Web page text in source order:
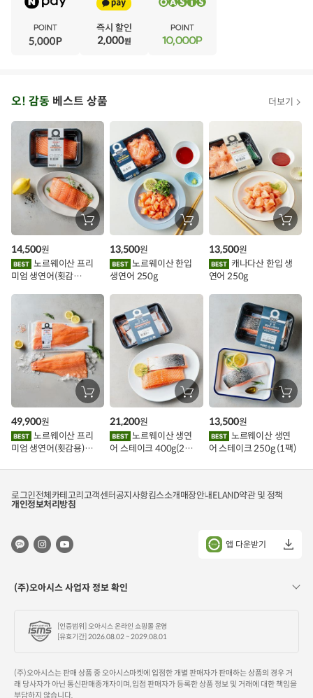
아
시
인
이
트
오! 감동 베스트 상품 더보기
장
바
에
담
노르웨이산 프리
미엄 생연어(횟감
14,500원
장
바
에
담
노르웨이산 한입
생연어 250g
13,500원
장
바
에
담
연어 250g
13,500원
장
바
에
담
기
노르웨이산 프리
미엄 생연어(횟감용)
49,900원
장
바
에
담
기
노르웨이산 생연
어 스테이크 400g(2조
21,200원
장
바
에
담
기
어 스테이크 250g (1팩)
13,500원
로그인전체카테고리 고객센터공지사항킴스소개매장안내ELAND약관 및 정책
개인정보처리방침
앱 다운받기
(주)오아시스 사업자 정보 확인
[인증범위] 오아시스 온라인 쇼핑몰 운영
[유효기간] 2026.08.02 ~ 2029.08.01
(주)오아시스는 판매 상품 중 오아시스마켓에 입점한 개별 판매자가 판매하는 상품의 경우 거
래 당사자가 아닌 통신판매중개자이며, 입점 판매자가 등록한 상품 정보 및 거래에 대한 책임을
부담하지 않습니다.